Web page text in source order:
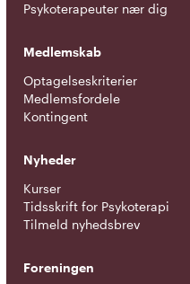
Psykoterapeuter nær dig
Medlemskab
Optagelseskriterier
Medlemsfordele
Kontingent
Nyheder
Kurser
Tidsskrift for Psykoterapi
Tilmeld nyhedsbrev
Foreningen